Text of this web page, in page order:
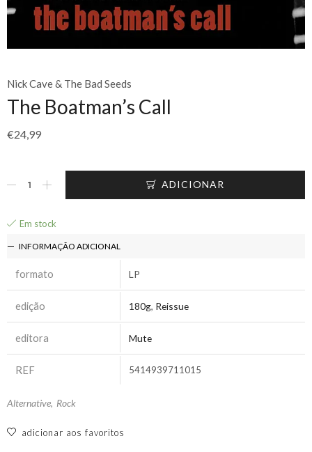
Nick Cave & The Bad Seeds
The Boatman’s Call
€24,99
ADICIONAR
Em stock
INFORMAÇÃO ADICIONAL
formato LP
edição 180g, Reissue
editora Mute
REF 5414939711015
Alternative, Rock
adicionar aos favoritos